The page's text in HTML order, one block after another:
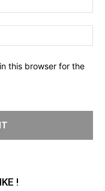
this browser for the
!